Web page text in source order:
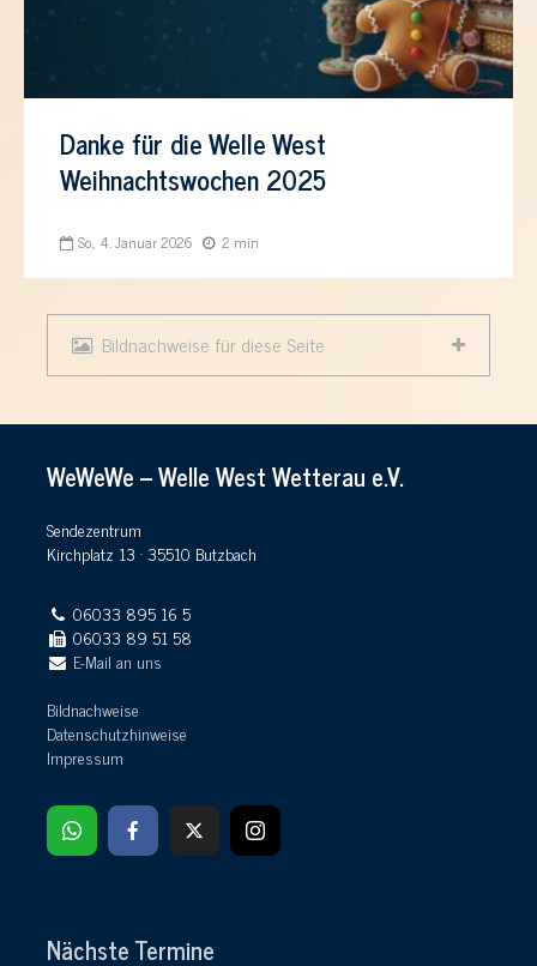
Danke für die Welle West
Weihnachtswochen 2025
So., 4. Januar 2026 2 min
Bildnachweise für diese Seite
WeWeWe – Welle West Wetterau e.V.
Sendezentrum
Kirchplatz 13 · 35510 Butzbach
06033 895 16 5
06033 89 51 58
E-Mail an uns
Bildnachweise
Datenschutzhinweise
Impressum
Nächste Termine